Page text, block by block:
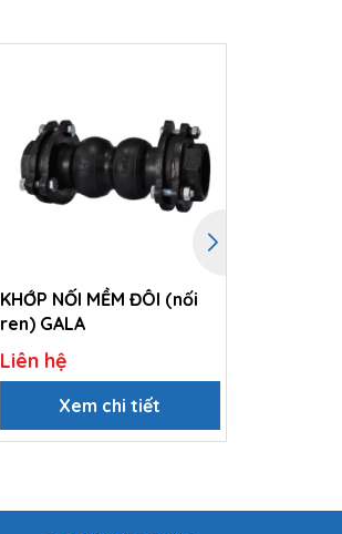
KHỚP NỐI MỀM ĐÔI (nối
ren) GALA
Liên hệ
Xem chi tiết